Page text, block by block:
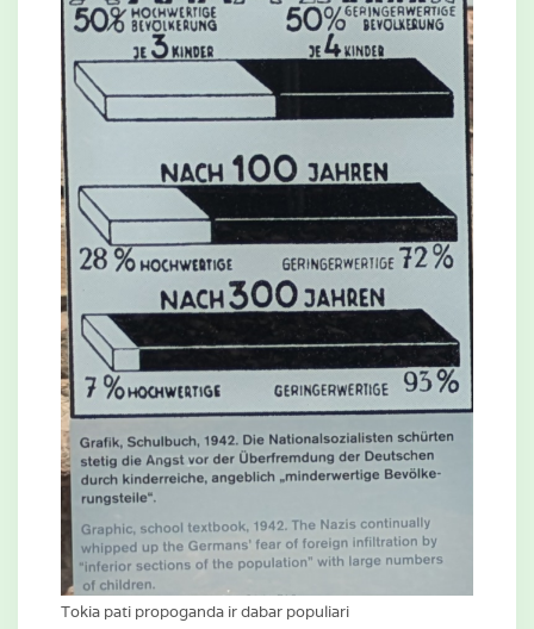
Tokia pati propoganda ir dabar populiari